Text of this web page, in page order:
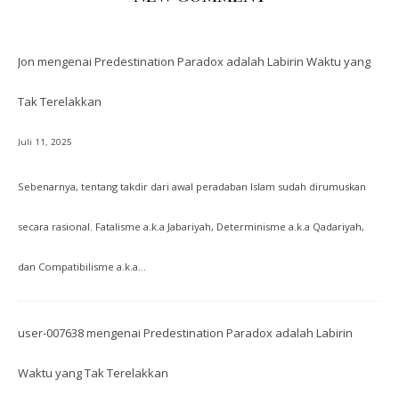
Jon mengenai Predestination Paradox adalah Labirin Waktu yang
Tak Terelakkan
Juli 11, 2025
Sebenarnya, tentang takdir dari awal peradaban Islam sudah dirumuskan
secara rasional. Fatalisme a.k.a Jabariyah, Determinisme a.k.a Qadariyah,
dan Compatibilisme a.k.a…
user-007638mengenai Predestination Paradox adalah Labirin
Waktu yang Tak Terelakkan